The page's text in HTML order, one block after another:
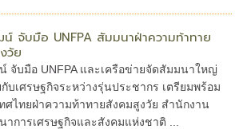
จับมือ UNFPA สัมมนาฝ่าความท้าทาย
วัย
จับมือ UNFPA และเครือข่ายจัดสัมมนาใหญ่
บเศรษฐกิจระหว่างรุ่นประชากร เตรียมพร้อม
ศไทยฝ่าความท้าทายสังคมสูงวัย สำนักงาน
การเศรษฐกิจและสังคมแห่งชาติ ...